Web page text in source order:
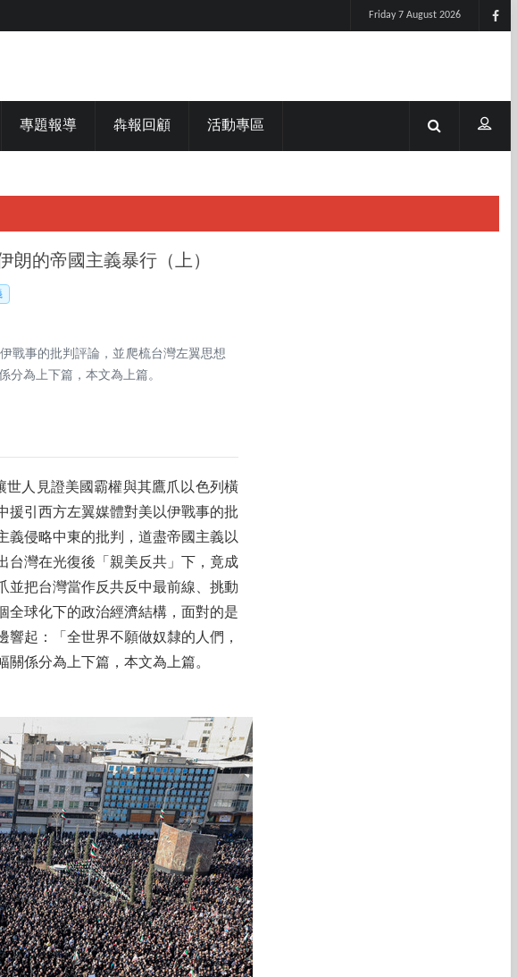
Friday 7 August 2026
專題報導 犇報回顧 活動專區
朗的帝國主義暴行（上）
戰事的批判評論，並爬梳台灣左翼思想
分為上下篇，本文為上篇。
世人見證美國霸權與其鷹爪以色列橫
援引西方左翼媒體對美以伊戰事的批
義侵略中東的批判，道盡帝國主義以
台灣在光復後「親美反共」下，竟成
並把台灣當作反共反中最前線、挑動
全球化下的政治經濟結構，面對的是
起：「全世界不願做奴隸的人們，
係分為上下篇，本文為上篇。